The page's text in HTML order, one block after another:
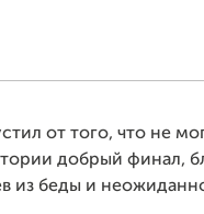
от того, что не
добрый финал,
из беды и